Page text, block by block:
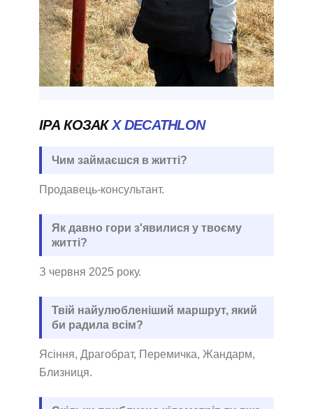
ІРА КОЗАКX DECATHLON
Чим займаєшся в житті?
Продавець-консультант.
Як давно гори з'явилися у твоєму
житті?
З червня 2025 року.
Твій найулюбленіший маршрут, який
би радила всім?
Ясіння, Драгобрат, Перемичка, Жандарм,
Близниця.